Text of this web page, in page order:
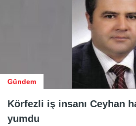
Gündem
Körfezli iş insanı Ceyhan
yumdu